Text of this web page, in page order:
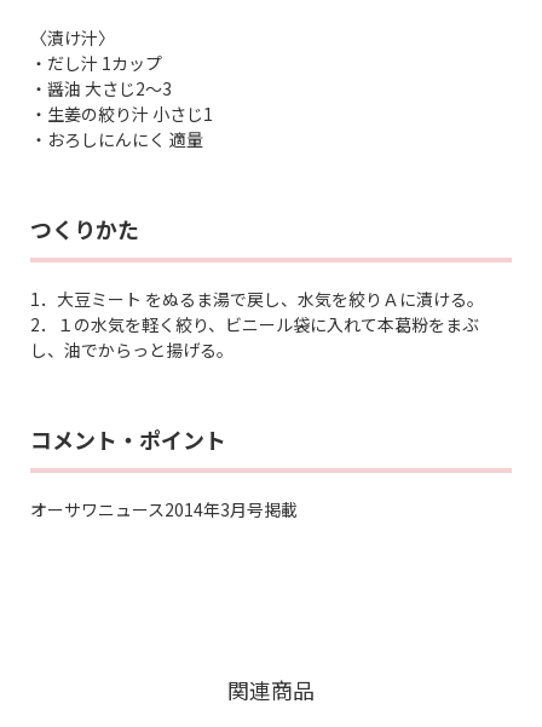
〈漬け汁〉
・だし汁 1カップ
・醤油 大さじ2～3
・生姜の絞り汁 小さじ1
・おろしにんにく 適量
つくりかた
1．大豆ミート をぬるま湯で戻し、水気を絞りＡに漬ける。
2．１の水気を軽く絞り、ビニール袋に入れて本葛粉をまぶ
し、油でからっと揚げる。
コメント・ポイント
オーサワニュース2014年3月号掲載
関連商品